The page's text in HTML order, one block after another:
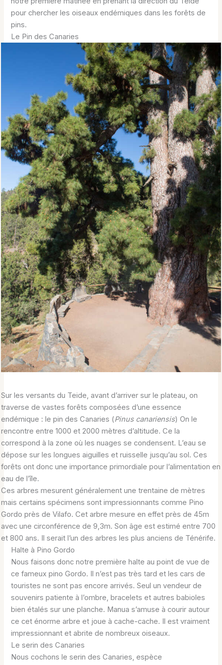
pour chercher les oiseaux endémiques dans les forêts de
pins.
Le Pin des Canaries
Sur les versants du Teide, avant d’arriver sur le plateau, on
traverse de vastes forêts composées d’une essence
endémique : le pin des Canaries (Pinus canariensis) On le
rencontre entre 1000 et 2000 mètres d’altitude. Ce la
correspond à la zone où les nuages se condensent. L’eau se
dépose sur les longues aiguilles et ruisselle jusqu’au sol. Ces
forêts ont donc une importance primordiale pour l’alimentation en
eau de l’île.
Ces arbres mesurent généralement une trentaine de mètres
mais certains spécimens sont impressionnants comme Pino
Gordo près de Vilafo. Cet arbre mesure en effet près de 45m
avec une circonférence de 9,3m. Son âge est estimé entre 700
et 800 ans. Il serait l’un des arbres les plus anciens de Ténérife.
Halte à Pino Gordo
Nous faisons donc notre première halte au point de vue de
ce fameux pino Gordo. Il n’est pas très tard et les cars de
touristes ne sont pas encore arrivés. Seul un vendeur de
souvenirs patiente à l’ombre, bracelets et autres babioles
bien étalés sur une planche. Manua s’amuse à courir autour
ce cet énorme arbre et joue à cache-cache. Il est vraiment
impressionnant et abrite de nombreux oiseaux.
Le serin des Canaries
Nous cochons le serin des Canaries, espèce